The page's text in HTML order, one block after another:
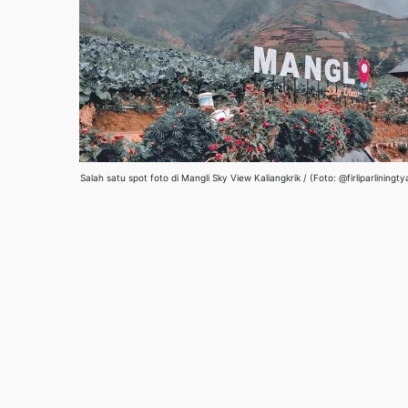
Salah satu spot foto di Mangli Sky View Kaliangkrik / (Foto: